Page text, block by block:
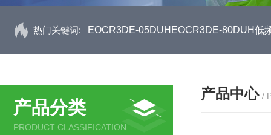
热门关键词: EOCR3DE-05DUHEOCR3DE-80DUH低
产品分类
PRODUCT CLASSIFICATION
产品中心 /